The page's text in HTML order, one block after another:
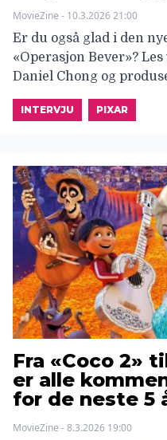
MovieZine - 10.3.2026 21:00
Er du også glad i den
«Operasjon Bever»?
Daniel Chong og
INTERVJU PIXAR
Fra «Coco 2»
er alle
for de neste 5
MovieZine - 8.3.2026 19:00